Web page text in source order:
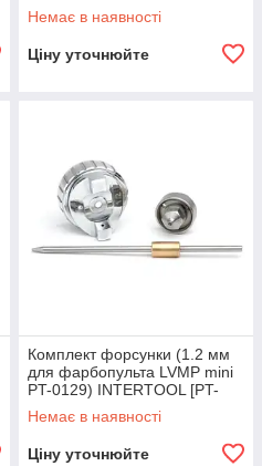
Немає в наявності
Ціну уточнюйте
Комплект форсунки (1.2 мм
для фарбопульта LVMP mini
PT-0129) INTERTOOL [PT-
2109]
Немає в наявності
Ціну уточнюйте